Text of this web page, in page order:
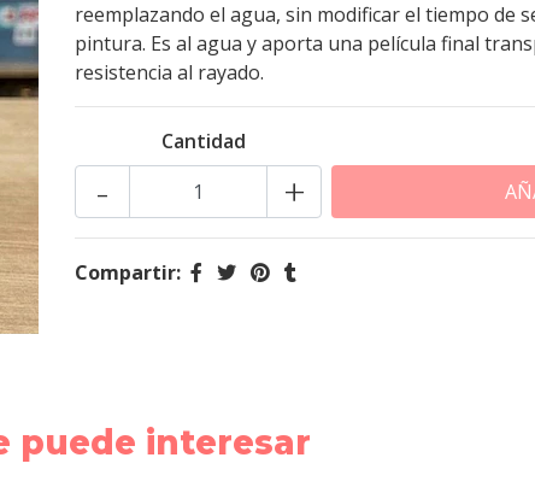
reemplazando el agua, sin modificar el tiempo de
pintura. Es al agua y aporta una película final
resistencia al rayado.
Cantidad
+
-
Compartir:
puede interesar